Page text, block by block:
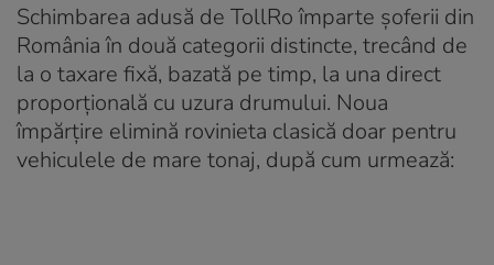
Schimbarea adusă de TollRo împarte șoferii din
România în două categorii distincte, trecând de
la o taxare fixă, bazată pe timp, la una direct
proporțională cu uzura drumului. Noua
împărțire elimină rovinieta clasică doar pentru
vehiculele de mare tonaj, după cum urmează: